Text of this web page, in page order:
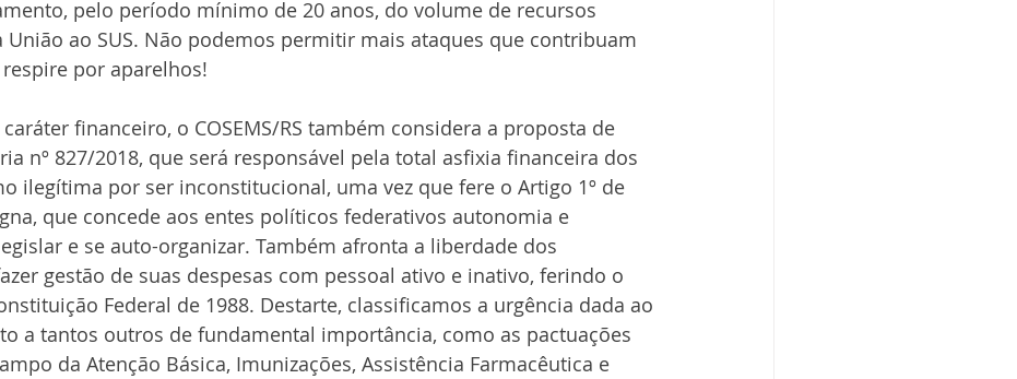
pelo período mínimo de 20 anos, do volume de recursos
União ao SUS. Não podemos permitir mais ataques que contribuam
respire por aparelhos!
financeiro, o COSEMS/RS também considera a proposta de
nº 827/2018, que será responsável pela total asfixia financeira dos
ilegítima por ser inconstitucional, uma vez que fere o Artigo 1º de
que concede aos entes políticos federativos autonomia e
e se auto-organizar. Também afronta a liberdade dos
gestão de suas despesas com pessoal ativo e inativo, ferindo o
Federal de 1988. Destarte, classificamos a urgência dada ao
a tantos outros de fundamental importância, como as pactuações
da Atenção Básica, Imunizações, Assistência Farmacêutica e